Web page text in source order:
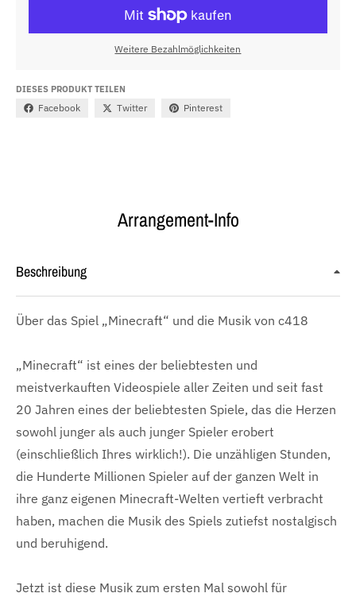
Weitere Bezahlmöglichkeiten
DIESES PRODUKT TEILEN
Facebook Twitter Pinterest
Arrangement-Info
Beschreibung
Über das Spiel „Minecraft“ und die Musik von c418
„Minecraft“ ist eines der beliebtesten und
meistverkauften Videospiele aller Zeiten und seit fast
20 Jahren eines der beliebtesten Spiele, das die Herzen
sowohl junger als auch junger Spieler erobert
(einschließlich Ihres wirklich!). Die unzähligen Stunden,
die Hunderte Millionen Spieler auf der ganzen Welt in
ihre ganz eigenen Minecraft-Welten vertieft verbracht
haben, machen die Musik des Spiels zutiefst nostalgisch
und beruhigend.
Jetzt ist diese Musik zum ersten Mal sowohl für